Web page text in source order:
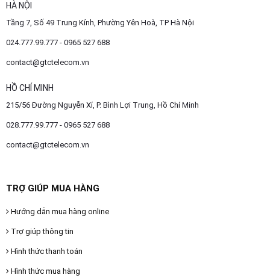
HÀ NỘI
Tầng 7, Số 49 Trung Kính, Phường Yên Hoà, TP Hà Nội
024.777.99.777 - 0965 527 688
contact@gtctelecom.vn
HỒ CHÍ MINH
215/56 Đường Nguyễn Xí, P. Bình Lợi Trung, Hồ Chí Minh
028.777.99.777 - 0965 527 688
contact@gtctelecom.vn
TRỢ GIÚP MUA HÀNG
Hướng dẫn mua hàng online
Trợ giúp thông tin
Hình thức thanh toán
Hình thức mua hàng
Gateway
nghị
SP
OTHOR
CATEGORY
Solution
Support
Contact
Giới
LANGUAGE